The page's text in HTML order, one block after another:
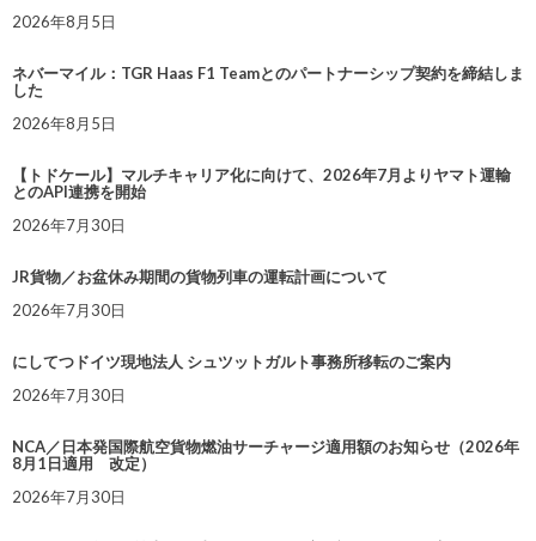
2026年8月5日
ネバーマイル：TGR Haas F1 Teamとのパートナーシップ契約を締結しま
した
2026年8月5日
【トドケール】マルチキャリア化に向けて、2026年7月よりヤマト運輸
とのAPI連携を開始
2026年7月30日
JR貨物／お盆休み期間の貨物列車の運転計画について
2026年7月30日
にしてつドイツ現地法人 シュツットガルト事務所移転のご案内
2026年7月30日
NCA／日本発国際航空貨物燃油サーチャージ適用額のお知らせ（2026年
8月1日適用 改定）
2026年7月30日